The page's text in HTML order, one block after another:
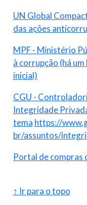
UN Global
das ações
MPF - Ministério
à corrupção (há
inicial)
CGU -
Integridade
tema https://
br/assuntos/
Portal de compras
↑ Ir para o topo